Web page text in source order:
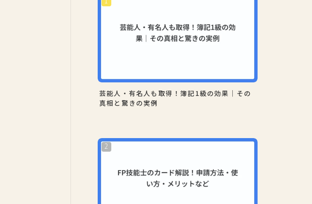
芸能人・有名人も取得！簿記1級の効果｜その
真相と驚きの実例